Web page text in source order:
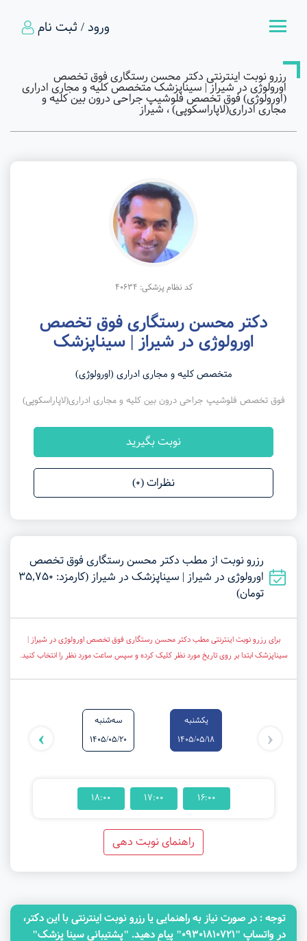
ورود / ثبت نام
رزرو نوبت اینترنتی دکتر محسن رستگاری فوق تخصص
اورولوژی در شیراز | سیناپزشک متخصص کلیه و مجاری ادراری
(اورولوژی) فوق تخصص فلوشیپ جراحی درون بین کلیه و
مجاری ادراری(لاپاراسکوپی) ، شیراز
کد نظام پزشکی: 40634
دکتر محسن رستگاری فوق تخصص
اورولوژی در شیراز | سیناپزشک
متخصص کلیه و مجاری ادراری (اورولوژی)
فوق تخصص فلوشیپ جراحی درون بین کلیه و مجاری ادراری(لاپاراسکوپی)
نوبت بگیرید
نظرات (0)
رزرو نوبت از مطب دکتر محسن رستگاری فوق تخصص
اورولوژی در شیراز | سیناپزشک در شیراز (کارمزد: 35,750
تومان)
برای رزرو نوبت اینترنتی مطب دکتر محسن رستگاری فوق تخصص اورولوژی در شیراز |
سیناپزشک ابتدا بر روی تاریخ مورد نظر کلیک کرده و سپس ساعت مورد نظر را انتخاب کنید.
یکشنبه
1405/05/18
سه‌شنبه
1405/05/20
1405/05/24
‹
›
16:00
17:00
18:00
راهنمای نوبت دهی
توجه‌ : در صورت نیاز به راهنمایی یا رزرو نوبت اینترنتی با این دکتر،
در واتساپ "09301810721" پیام دهید. "پشتیبانی سینا پزشک"